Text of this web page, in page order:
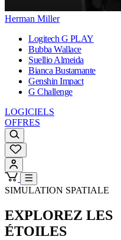
Herman Miller
Logitech G PLAY
Bubba Wallace
Suellio Almeida
Bianca Bustamante
Genshin Impact
G Challenge
LOGICIELS
OFFRES
SIMULATION SPATIALE
EXPLOREZ LES
ÉTOILES